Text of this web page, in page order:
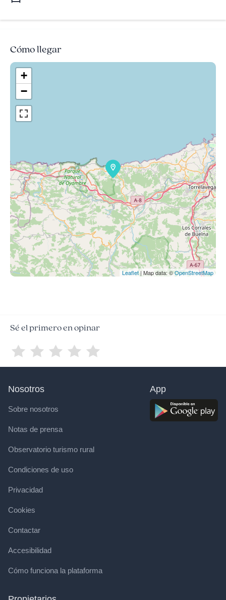
Cómo llegar
+
−
Leaflet| Map data: ©OpenStreetMap
Sé el primero en opinar
Nosotros
Sobre nosotros
Notas de prensa
Observatorio turismo rural
Condiciones de uso
Privacidad
Cookies
Contactar
Accesibilidad
Cómo funciona la plataforma
App